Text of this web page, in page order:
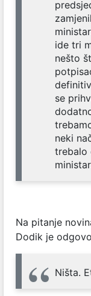
ide tri
nešto
se
neki
trebalo
Na pitanje
Dodik je
Ništa.